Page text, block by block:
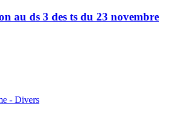
au ds 3 des ts du 23 novembre
- Divers